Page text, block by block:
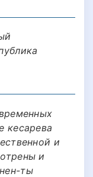
кесарева
и
и
ты